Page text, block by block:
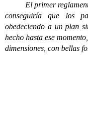
El primer reglamento
conseguiría que los
obedeciendo a un plan
hecho hasta ese
dimensiones, con bellas